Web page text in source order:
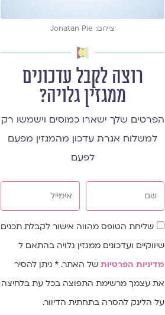
צילום: Jonatan Pie
רוצה לקבל עדכונים
ממגזין גלויה?
הפרטים שלך ישארו כמוסים וישמשו רק
למשלוח אגרת עדכון מהמגזין מפעם
לפעם
שדהשליחת הטופס מהווה אישור לקבלת תכנים
שיווקיים ועדכונים ממגזין גלויה בהתאם ל
מדיניות הפרטיותשל האתר. * ניתן להסיר
את עצמך מרשימת התפוצה בכל עת בלחיצה
על הלינק להסרה בתחתית הדיוור.